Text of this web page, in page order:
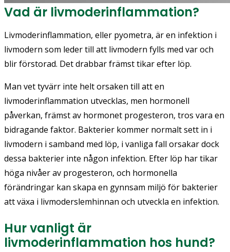
Vad är livmoderinflammation?
Livmoderinflammation, eller pyometra, är en infektion i
livmodern som leder till att livmodern fylls med var och
blir förstorad. Det drabbar främst tikar efter löp.
Man vet tyvärr inte helt orsaken till att en
livmoderinflammation utvecklas, men hormonell
påverkan, främst av hormonet progesteron, tros vara en
bidragande faktor. Bakterier kommer normalt sett in i
livmodern i samband med löp, i vanliga fall orsakar dock
dessa bakterier inte någon infektion. Efter löp har tikar
höga nivåer av progesteron, och hormonella
förändringar kan skapa en gynnsam miljö för bakterier
att växa i livmoderslemhinnan och utveckla en infektion.
Hur vanligt är
livmoderinflammation hos hund?